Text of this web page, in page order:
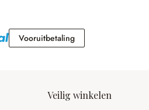
VooruitbetalingVooruitbetaling
Veilig winkelen